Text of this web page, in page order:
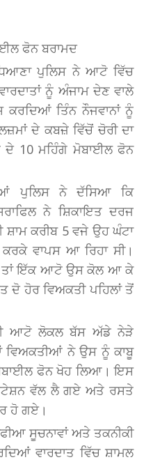
ਫੋਨ ਬਰਾਮਦ
ਪੁਲਿਸ ਨੇ ਆਟੋ ਵਿੱਚ
ਨੂੰ ਅੰਜਾਮ ਦੇਣ ਵਾਲੇ
ਕਰਦਿਆਂ ਤਿੰਨ ਨੌਜਵਾਨਾਂ ਨੂੰ
ਦੇ ਕਬਜ਼ੇ ਵਿੱਚੋਂ ਚੋਰੀ ਦਾ
10 ਮਹਿੰਗੇ ਮੋਬਾਈਲ ਫੋਨ
ਪੁਲਿਸ ਨੇ ਦੱਸਿਆ ਕਿ
ਨੇ ਸ਼ਿਕਾਇਤ ਦਰਜ
ਸ਼ਾਮ ਕਰੀਬ 5 ਵਜੇ ਉਹ ਘੰਟਾ
ਕਰਕੇ ਵਾਪਸ ਆ ਰਿਹਾ ਸੀ।
ਤਾਂ ਇੱਕ ਆਟੋ ਉਸ ਕੋਲ ਆ ਕੇ
ਦੋ ਹੋਰ ਵਿਅਕਤੀ ਪਹਿਲਾਂ ਤੋਂ
ਆਟੋ ਲੋਕਲ ਬੱਸ ਅੱਡੇ ਨੇੜੇ
ਵਿਅਕਤੀਆਂ ਨੇ ਉਸ ਨੂੰ ਕਾਬੂ
ਫੋਨ ਖੋਹ ਲਿਆ। ਇਸ
ਵੱਲ ਲੈ ਗਏ ਅਤੇ ਰਸਤੇ
ਹੋ ਗਏ।
ਸੂਚਨਾਵਾਂ ਅਤੇ ਤਕਨੀਕੀ
ਵਾਰਦਾਤ ਵਿੱਚ ਸ਼ਾਮਲ